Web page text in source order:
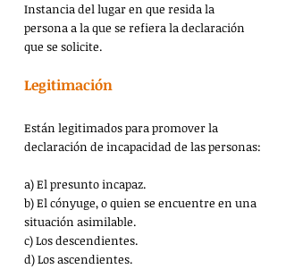
Instancia del lugar en que resida la
persona a la que se refiera la declaración
que se solicite.
Legitimación
Están legitimados para promover la
declaración de incapacidad de las personas:
a) El presunto incapaz.
b) El cónyuge, o quien se encuentre en una
situación asimilable.
c) Los descendientes.
d) Los ascendientes.